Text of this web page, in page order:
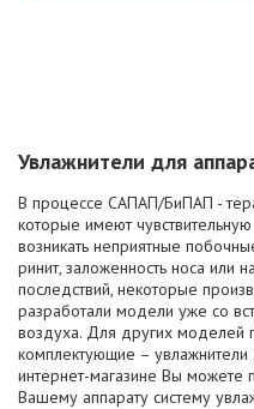
Увлажнители для
В процессе САПАП/БиПАП -
которые имеют
возникать неприятные
ринит, заложенность носа или
последствий, некоторые
разработали модели уже со
воздуха. Для других моделей
комплектующие –
интернет-магазине Вы
Вашему аппарату систему